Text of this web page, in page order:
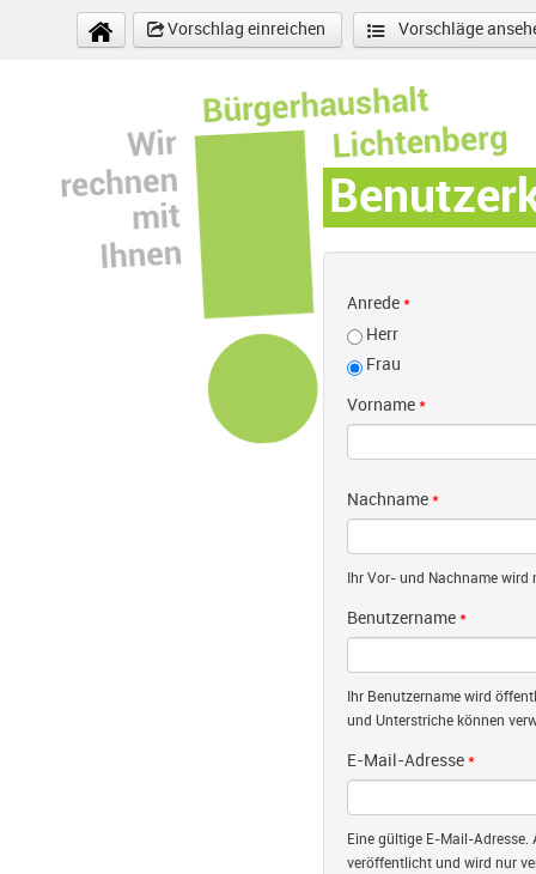
Direkt zum Inhalt
Vorschlag einreichen
Vorschläge
Anrede *
Herr
Frau
Vorname *
Nachname *
Ihr Vor- und Nachname
Benutzername *
Ihr Benutzername wird
und Unterstriche können
E-Mail-Adresse *
Eine gültige E-Mail-Adresse.
veröffentlicht und wird nur